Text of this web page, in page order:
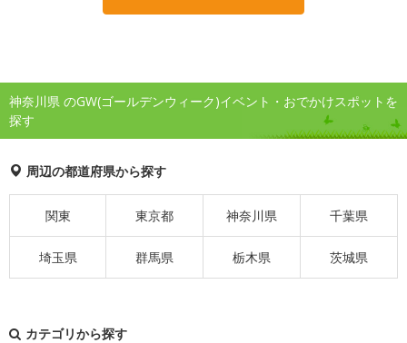
神奈川県 のGW(ゴールデンウィーク)イベント・おでかけスポットを
探す
周辺の都道府県から探す
関東 東京都 神奈川県 千葉県
埼玉県 群馬県 栃木県 茨城県
カテゴリから探す